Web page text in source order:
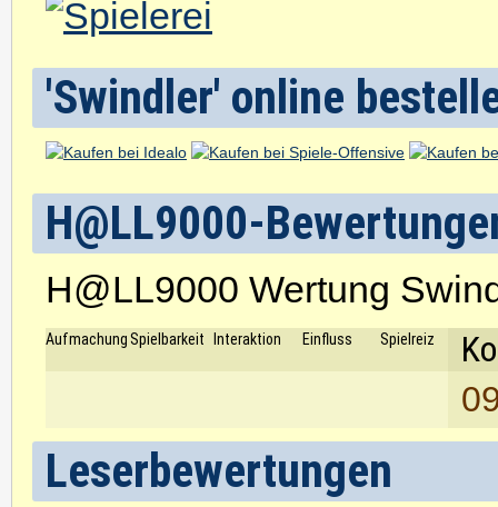
'Swindler' online
H@LL9000-
H@LL9000 Wertung
Aufmachung Spielbarkeit Interaktion Einfluss Spielreiz
Leserbewertungen